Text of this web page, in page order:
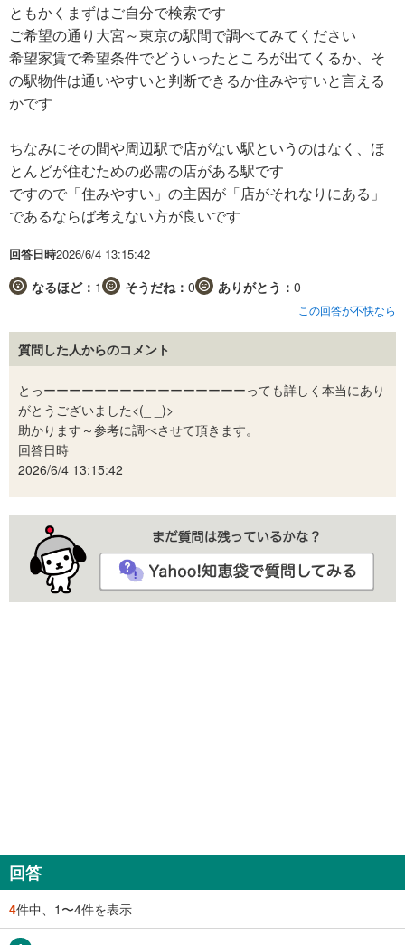
ともかくまずはご自分で検索です
ご希望の通り大宮～東京の駅間で調べてみてください
希望家賃で希望条件でどういったところが出てくるか、そ
の駅物件は通いやすいと判断できるか住みやすいと言える
かです
ちなみにその間や周辺駅で店がない駅というのはなく、ほ
とんどが住むための必需の店がある駅です
ですので「住みやすい」の主因が「店がそれなりにある」
であるならば考えない方が良いです
回答日時2026/6/4 13:15:42
なるほど： 1 そうだね： 0 ありがとう： 0
この回答が不快なら
質問した人からのコメント
とっーーーーーーーーーーーーーーーーっても詳しく本当にあり
がとうございました<(_ _)>
助かります～参考に調べさせて頂きます。
回答日時
2026/6/4 13:15:42
回答
4件中、1〜4件を表示